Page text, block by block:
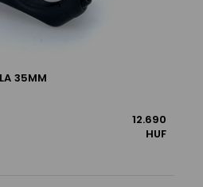
35MM
12.690
HUF